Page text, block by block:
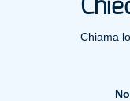
Chiama